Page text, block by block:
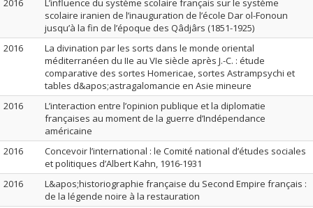
2016
L’influence du système scolaire français sur le système
scolaire iranien de l’inauguration de l’école Dar ol-Fonoun
jusqu’à la fin de l’époque des Qâdjârs (1851-1925)
2016
La divination par les sorts dans le monde oriental
méditerranéen du IIe au VIe siècle après J.-C. : étude
comparative des sortes Homericae, sortes Astrampsychi et
tables d&apos;astragalomancie en Asie mineure
2016
L’interaction entre l’opinion publique et la diplomatie
françaises au moment de la guerre d’Indépendance
américaine
2016
Concevoir l’international : le Comité national d’études sociales
et politiques d’Albert Kahn, 1916-1931
2016
L&apos;historiographie française du Second Empire français :
de la légende noire à la restauration